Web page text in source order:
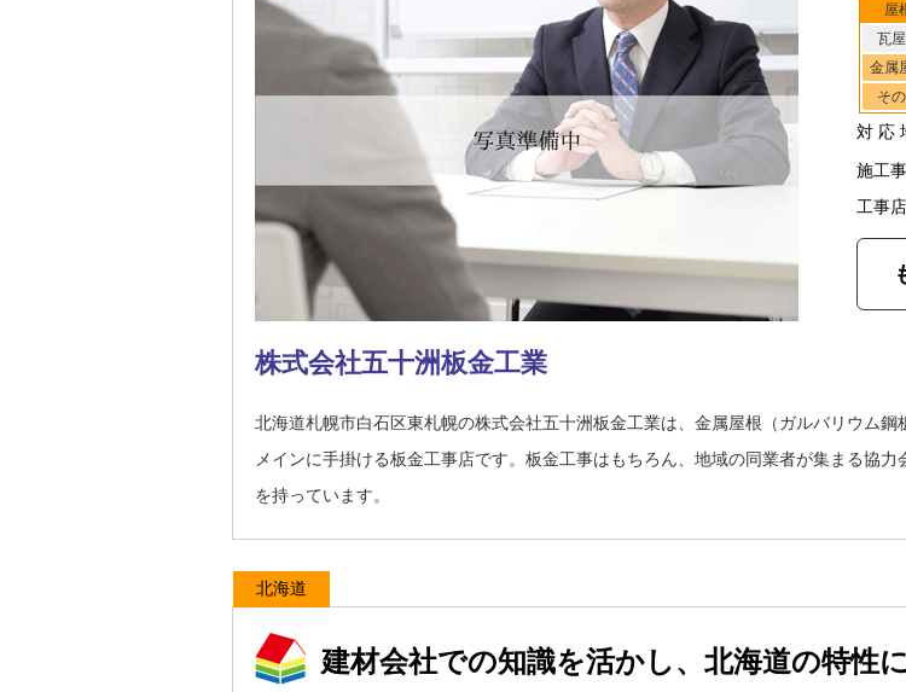
屋
瓦
金属
そ
対応
施工
工事
株式会社五十洲板金工業
北海道札幌市白石区東札幌の株式会社五十洲板金工業は、金属屋根（ガルバリウム
メインに手掛ける板金工事店です。板金工事はもちろん、地域の同業者が集まる協
を持っています。
北海道
建材会社での知識を活かし、北海道の特性